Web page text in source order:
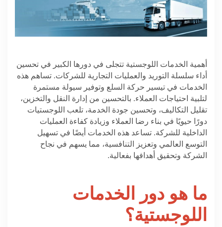
أهمية الخدمات اللوجستية تتجلى في دورها الكبير في تحسين
أداء سلسلة التوريد والعمليات التجارية للشركات. تساهم هذه
الخدمات في تيسير حركة السلع وتوفير سيولة مستمرة
لتلبية احتياجات العملاء. بالتحسين من إدارة النقل والتخزين،
تقليل التكاليف، وتحسين جودة الخدمة، تلعب اللوجستيات
دورًا حيويًا في بناء رضا العملاء وزيادة كفاءة العمليات
الداخلية للشركة. تساعد هذه الخدمات أيضًا في تسهيل
التوسع العالمي وتعزيز التنافسية، مما يسهم في نجاح
الشركة وتحقيق أهدافها بفعالية.
ما هو دور الخدمات
اللوجستية؟